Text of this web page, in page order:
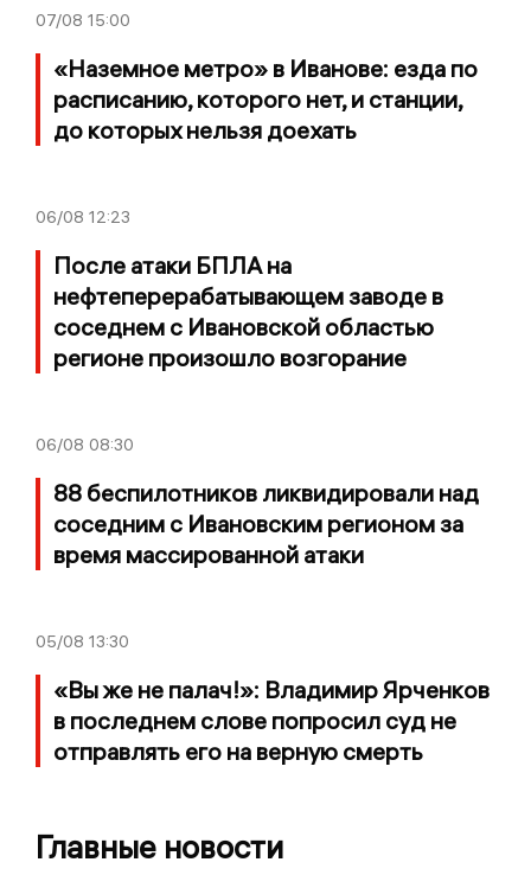
07/08 15:00
«Наземное метро» в Иванове: езда по
расписанию, которого нет, и станции,
до которых нельзя доехать
06/08 12:23
После атаки БПЛА на
нефтеперерабатывающем заводе в
соседнем с Ивановской областью
регионе произошло возгорание
06/08 08:30
88 беспилотников ликвидировали над
соседним с Ивановским регионом за
время массированной атаки
05/08 13:30
«Вы же не палач!»: Владимир Ярченков
в последнем слове попросил суд не
отправлять его на верную смерть
Главные новости